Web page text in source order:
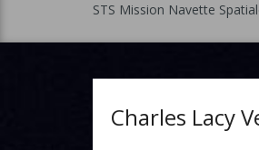
STS Mission Navette
Charles Lacy